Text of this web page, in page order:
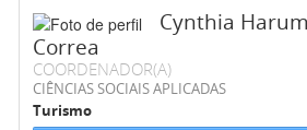
Cynthia
Correa
COORDENADOR(A)
CIÊNCIAS SOCIAIS APLICADAS
Turismo